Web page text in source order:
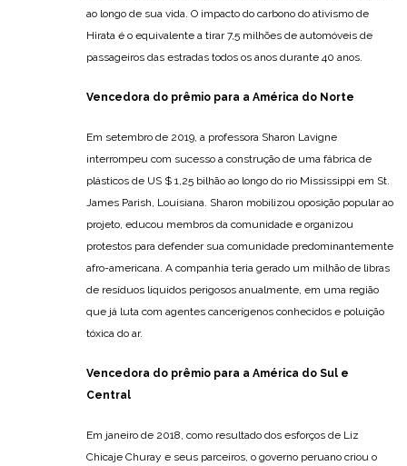
ao longo de sua vida. O impacto do carbono do ativismo de
Hirata é o equivalente a tirar 7,5 milhões de automóveis de
passageiros das estradas todos os anos durante 40 anos.
Vencedora do prêmio para a América do Norte
Em setembro de 2019, a professora Sharon Lavigne
interrompeu com sucesso a construção de uma fábrica de
plásticos de US $ 1,25 bilhão ao longo do rio Mississippi em St.
James Parish, Louisiana. Sharon mobilizou oposição popular ao
projeto, educou membros da comunidade e organizou
protestos para defender sua comunidade predominantemente
afro-americana. A companhia teria gerado um milhão de libras
de resíduos líquidos perigosos anualmente, em uma região
que já luta com agentes cancerígenos conhecidos e poluição
tóxica do ar.
Vencedora do prêmio para a América do Sul e
Central
Em janeiro de 2018, como resultado dos esforços de Liz
Chicaje Churay e seus parceiros, o governo peruano criou o